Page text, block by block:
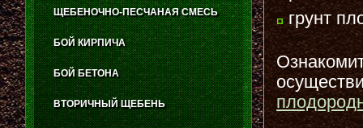
грунт
ЩЕБЕНОЧНО-ПЕСЧАНАЯ СМЕСЬ
БОЙ КИРПИЧА
БОЙ БЕТОНА
ВТОРИЧНЫЙ ЩЕБЕНЬ